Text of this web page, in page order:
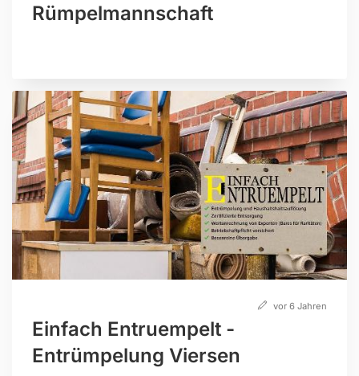
Rümpelmannschaft
vor 6 Jahren
Einfach Entruempelt -
Entrümpelung Viersen